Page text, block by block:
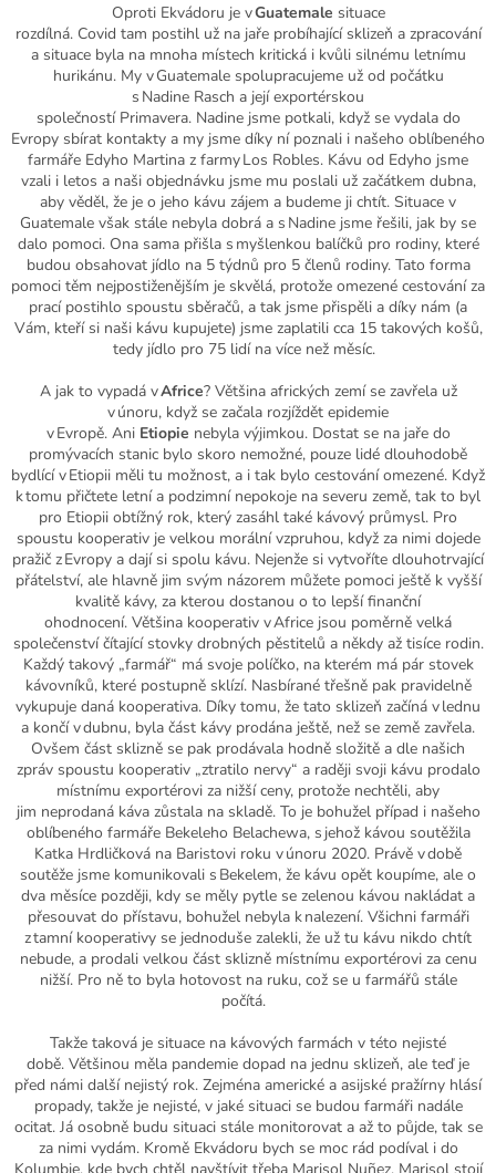
Oproti Ekvádoru je vGuatemale situace
rozdílná. Covid tam postihluž na jaře probíhající sklizeň a zpracování
a situace byla na mnoha místech kritická i kvůli silnému letnímu
hurikánu. My v Guatemale spolupracujeme už od počátku
s Nadine Rasch a její exportérskou
společností Primavera. Nadinejsme potkali, když se vydala do
Evropy sbírat kontakty a my jsme díky ní poznali i našeho oblíbeného
farmáře Edyho Martina z farmyLos Robles. Kávu od Edyho jsme
vzali i letos a naši objednávku jsme mu poslali už začátkem dubna,
aby věděl, že je o jeho kávu zájem a budeme ji chtít. Situace v
Guatemale však stále nebyla dobrá a s Nadine jsme řešili, jak by se
dalo pomoci. Onasama přišla s myšlenkou balíčků pro rodiny, které
budou obsahovat jídlo na 5 týdnů pro 5členů rodiny. Tato forma
pomoci těm nejpostiženějším je skvělá, protože omezené cestování za
prací postihlo spoustu sběračů, a tak jsme přispěli a díky nám (a
Vám, kteří si naši kávu kupujete) jsme zaplatili cca 15takových košů,
tedy jídlo pro 75 lidí na více než měsíc.
A jak to vypadá vAfrice? Většina afrických zemí se zavřela už
v únoru, když se začala rozjíždět epidemie
v Evropě. Ani Etiopie nebyla výjimkou. Dostat se na jaře do
promývacích stanic bylo skoro nemožné, pouze lidé dlouhodobě
bydlící v Etiopii měli tu možnost, a i tak bylo cestování omezené. Když
k tomu přičtete letní a podzimní nepokoje na severu země, tak to byl
pro Etiopii obtížný rok, který zasáhl také kávový průmysl. Pro
spoustu kooperativ je velkou morální vzpruhou, když za nimi dojede
pražič z Evropy a dají si spolu kávu. Nejenže si vytvoříte dlouhotrvající
přátelství, ale hlavně jim svým názorem můžete pomoci ještě k vyšší
kvalitě kávy, za kterou dostanou o to lepší finanční
ohodnocení. Většina kooperativ v Africe jsou poměrně velká
společenství čítající stovky drobných pěstitelů a někdy až tisícerodin.
Každý takový „farmář“ má svoje políčko,nakterém má pár stovek
kávovníků, které postupně sklízí. Nasbírané třešně pak pravidelně
vykupuje daná kooperativa. Díky tomu, že tato sklizeň začíná v lednu
a končí v dubnu, byla část kávy prodána ještě, než se země zavřela.
Ovšem část sklizně se pak prodávala hodně složitě a dle našich
zpráv spoustu kooperativ „ztratilo nervy“ a raději svoji kávu prodalo
místnímu exportérovi za nižšíceny, protože nechtěli, aby
jim neprodanákáva zůstala na skladě. To je bohužel případ i našeho
oblíbeného farmáře Bekeleho Belachewa,s jehož kávou soutěžila
Katka Hrdličková na Baristovi roku v únoru 2020. Právě v době
soutěže jsme komunikovali s Bekelem, že kávu opět koupíme, ale o
dva měsíce později, kdy se měly pytle se zelenou kávou nakládat a
přesouvat do přístavu, bohužel nebyla k nalezení. Všichni farmáři
z tamní kooperativy se jednoduše zalekli, že už tu kávu nikdo chtít
nebude,a prodali velkou část sklizně místnímu exportérovi za cenu
nižší. Pro něto bylahotovost na ruku, což se u farmářů stále
počítá.
Takže taková je situace na kávových farmách v této nejisté
době. Většinou měla pandemie dopad na jednu sklizeň, ale teď je
před námi další nejistý rok. Zejména americké a asijské pražírny hlásí
propady, takže je nejisté, v jaké situaci se budou farmáři nadále
ocitat. Já osobně budu situacistále monitorovat a až to půjde, tak se
za nimi vydám. Kromě Ekvádoru bych se mocrád podívali do